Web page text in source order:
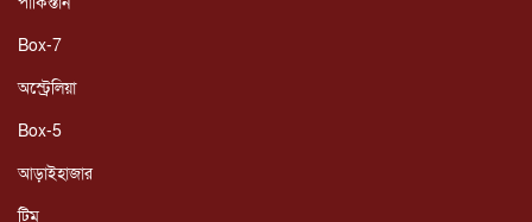
Box-7
অস্ট্রেলিয়া
Box-5
আড়াইহাজার
টিম